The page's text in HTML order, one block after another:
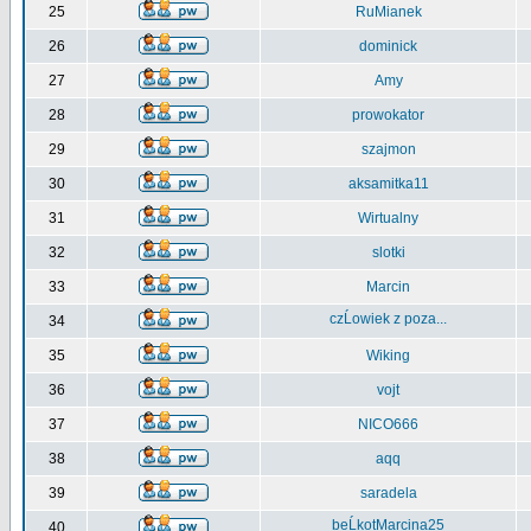
25 RuMianek
26 dominick
27 Amy
28 prowokator
29 szajmon
30 aksamitka11
31 Wirtualny
32 slotki
33 Marcin
34 czĹowiek z poza...
35 Wiking
36 vojt
37 NICO666
38 aqq
39 saradela
40 beĹkotMarcina25